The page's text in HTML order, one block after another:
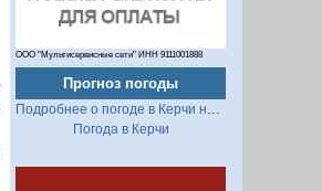
ООО "Мультисервисные сети" ИНН 9111001888
Прогноз погоды
Подробнее о погоде в Керчи на 2 недели
Погода в Керчи